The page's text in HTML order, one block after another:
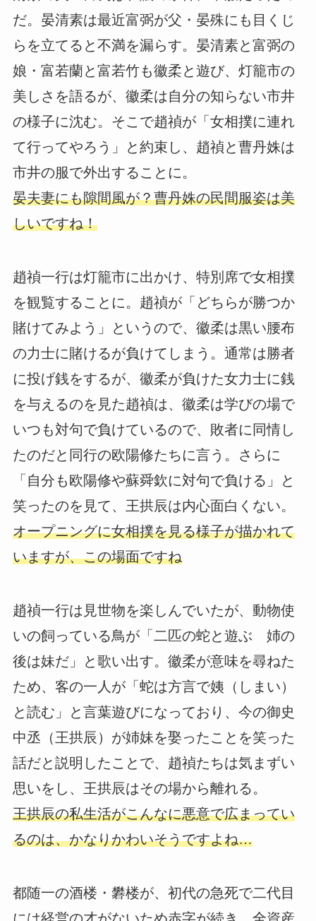
だ。晏清素は最近富弼が父・晏殊にも目くじ
らを立てると不満を漏らす。晏清素と富弼の
娘・富若蘭と富若竹も徽柔と遊び、灯籠市の
美しさを語るが、徽柔は自分の知らない市井
の様子に沈む。そこで趙禎が「女相撲に連れ
て行ってやろう」と約束し、趙禎と曹丹姝は
市井の服で外出することに。
晏夫妻にも隙間風が？曹丹姝の民間服姿は美
しいですね！
趙禎一行は灯籠市に出かけ、特別席で女相撲
を観覧することに。趙禎が「どちらが勝つか
賭けてみよう」というので、徽柔は黒い腰布
の力士に賭けるが負けてしまう。通常は勝者
に投げ銭をするが、徽柔が負けた女力士に銭
を与えるのを見た趙禎は、徽柔は学びの場で
いつも対句で負けているので、敗者に同情し
たのだと同行の欧陽修たちに言う。さらに
「自分も欧陽修や蘇舜欽に対句で負ける」と
笑ったのを見て、王拱辰は内心面白くない。
オープニングに女相撲を見る様子が描かれて
いますが、この場面ですね
趙禎一行は見世物を楽しんでいたが、動物使
いの飼っている鳥が「二匹の蛇と遊ぶ 姉の
後は妹だ」と歌い出す。徽柔が意味を尋ねた
ため、客の一人が「蛇は方言で姨（しまい）
と読む」と言葉遊びになっており、今の御史
中丞（王拱辰）が姉妹を娶ったことを笑った
話だと説明したことで、趙禎たちは気まずい
思いをし、王拱辰はその場から離れる。
王拱辰の私生活がこんなに悪意で広まってい
るのは、かなりかわいそうですよね…
都随一の酒楼・礬楼が、初代の急死で二代目
には経営の才がないため赤字が続き、全資産